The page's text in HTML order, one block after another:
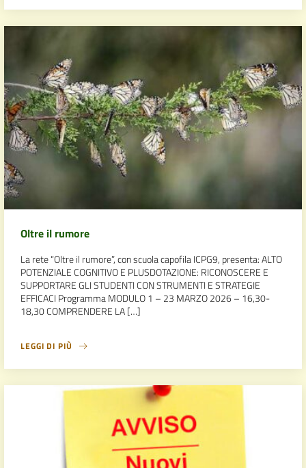
Oltre il rumore
La rete “Oltre il rumore”, con scuola capofila ICPG9, presenta: ALTO
POTENZIALE COGNITIVO E PLUSDOTAZIONE: RICONOSCERE E
SUPPORTARE GLI STUDENTI CON STRUMENTI E STRATEGIE
EFFICACI Programma MODULO 1 – 23 MARZO 2026 – 16,30-
18,30 COMPRENDERE LA […]
LEGGI DI PIÙ